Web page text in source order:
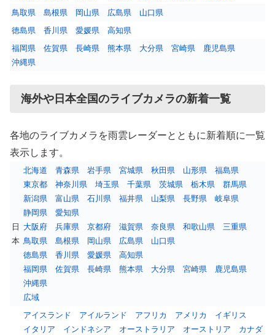
鳥取県
島根県 岡山県 広島県
山口県
徳島県
香川県 愛媛県
高知県
福岡県
佐賀県 長崎県 熊本県 大分県 宮崎県
鹿児島県
沖縄県
海外や日本全国のライブカメラの新着一覧
各地のライブカメラを雨雲レーダーとともに新着順に一覧
表示します。
日
本
北海道 青森県 岩手県 宮城県 秋田県 山形県
福島県
東京都
神奈川県 埼玉県 千葉県 茨城県 栃木県
群馬県
新潟県
富山県 石川県 福井県 山梨県 長野県
岐阜県
静岡県
愛知県
大阪府
兵庫県 京都府 滋賀県 奈良県 和歌山県
三重県
鳥取県
島根県 岡山県 広島県
山口県
徳島県
香川県 愛媛県
高知県
福岡県
佐賀県 長崎県 熊本県 大分県 宮崎県
鹿児島県
沖縄県
広域
アイスランド アイルランド アフリカ アメリカ
イギリス
イタリア
インドネシア オーストラリア オーストリア
カナダ